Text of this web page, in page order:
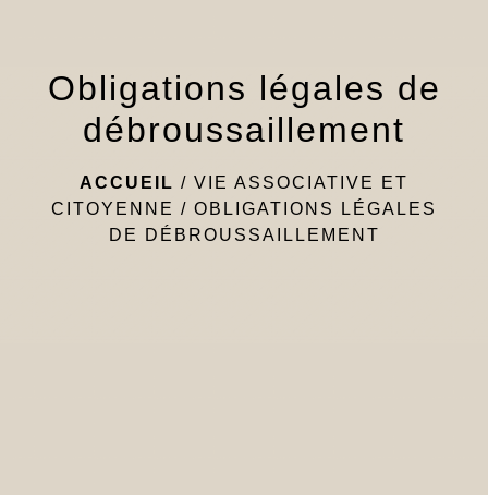
Obligations légales de
débroussaillement
ACCUEIL / VIE ASSOCIATIVE ET
CITOYENNE / OBLIGATIONS LÉGALES
DE DÉBROUSSAILLEMENT